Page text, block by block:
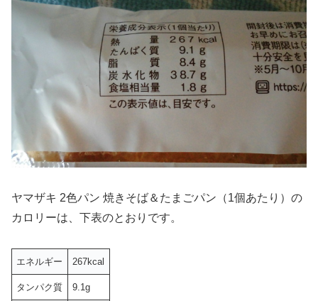
ヤマザキ 2色パン 焼きそば＆たまごパン（1個あたり）の
カロリーは、下表のとおりです。
エネルギー 267kcal
タンパク質 9.1g